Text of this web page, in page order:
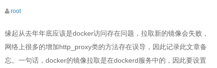
root
缘起从去年年底应该是docker访问存在问题，拉取新的镜像会失败，
网络上很多的增加http_proxy类的方法存在误导，因此记录此文章备
忘。一句话，docker的镜像拉取是在dockerd服务中的，因此要设置